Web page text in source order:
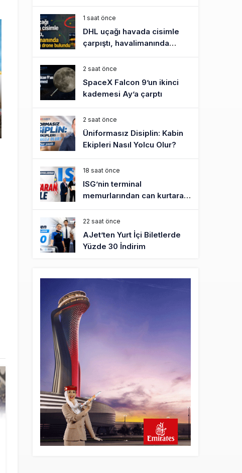
1 saat önce
DHL uçağı havada cisimle
çarpıştı, havalimanında
patlayıcı drone bulundu
2 saat önce
SpaceX Falcon 9’un ikinci
kademesi Ay’a çarptı
2 saat önce
Üniformasız Disiplin: Kabin
Ekipleri Nasıl Yolcu Olur?
18 saat önce
ISG’nin terminal
memurlarından can kurtaran
hamle
22 saat önce
AJet’ten Yurt İçi Biletlerde
Yüzde 30 İndirim
THY’nin geliri yüzde 20 arttı,
net kârı yüzde 71 düştü